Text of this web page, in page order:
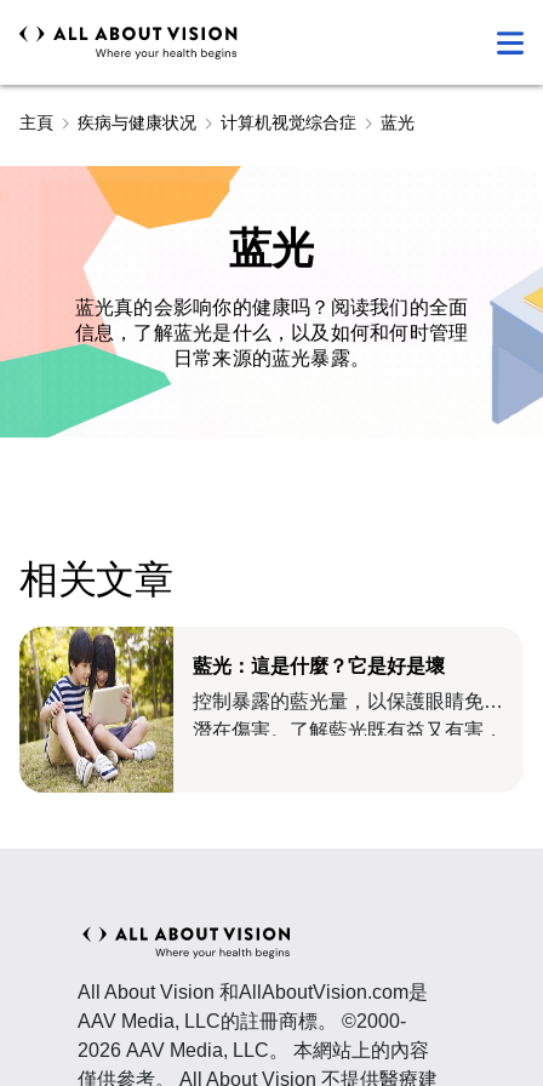
主頁 疾病与健康状况 计算机视觉综合症 蓝光
蓝光
蓝光真的会影响你的健康吗？阅读我们的全面
信息，了解蓝光是什么，以及如何和何时管理
日常来源的蓝光暴露。
相关文章
藍光：這是什麼？它是好是壞
控制暴露的藍光量，以保護眼睛免受
潛在傷害。了解藍光既有益又有害，
All About Vision 和AllAboutVision.com是
AAV Media, LLC的註冊商標。 ©2000-
2026 AAV Media, LLC。 本網站上的內容
僅供參考。 All About Vision 不提供醫療建